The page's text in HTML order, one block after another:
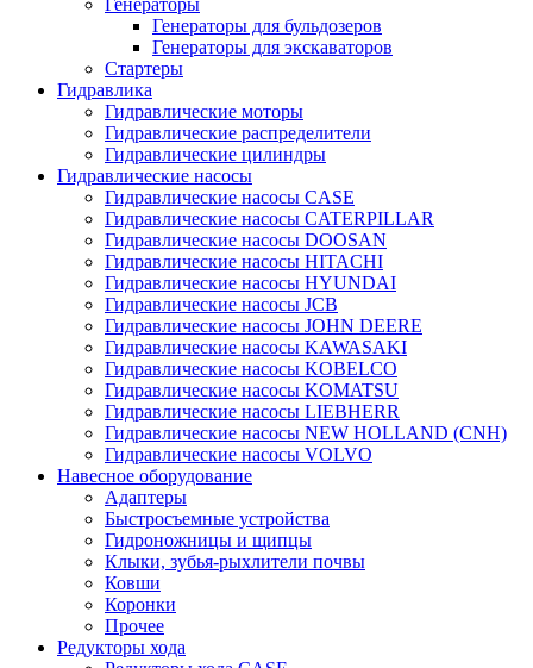
Генераторы
Генераторы для бульдозеров
Генераторы для экскаваторов
Стартеры
Гидравлика
Гидравлические моторы
Гидравлические распределители
Гидравлические цилиндры
Гидравлические насосы
Гидравлические насосы CASE
Гидравлические насосы CATERPILLAR
Гидравлические насосы DOOSAN
Гидравлические насосы HITACHI
Гидравлические насосы HYUNDAI
Гидравлические насосы JCB
Гидравлические насосы JOHN DEERE
Гидравлические насосы KAWASAKI
Гидравлические насосы KOBELCO
Гидравлические насосы KOMATSU
Гидравлические насосы LIEBHERR
Гидравлические насосы NEW HOLLAND (CNH)
Гидравлические насосы VOLVO
Навесное оборудование
Адаптеры
Быстросъемные устройства
Гидроножницы и щипцы
Клыки, зубья-рыхлители почвы
Ковши
Коронки
Прочее
Редукторы хода